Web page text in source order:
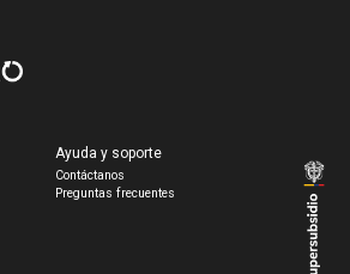
Ayuda y soporte
Contáctanos
Preguntas frecuentes